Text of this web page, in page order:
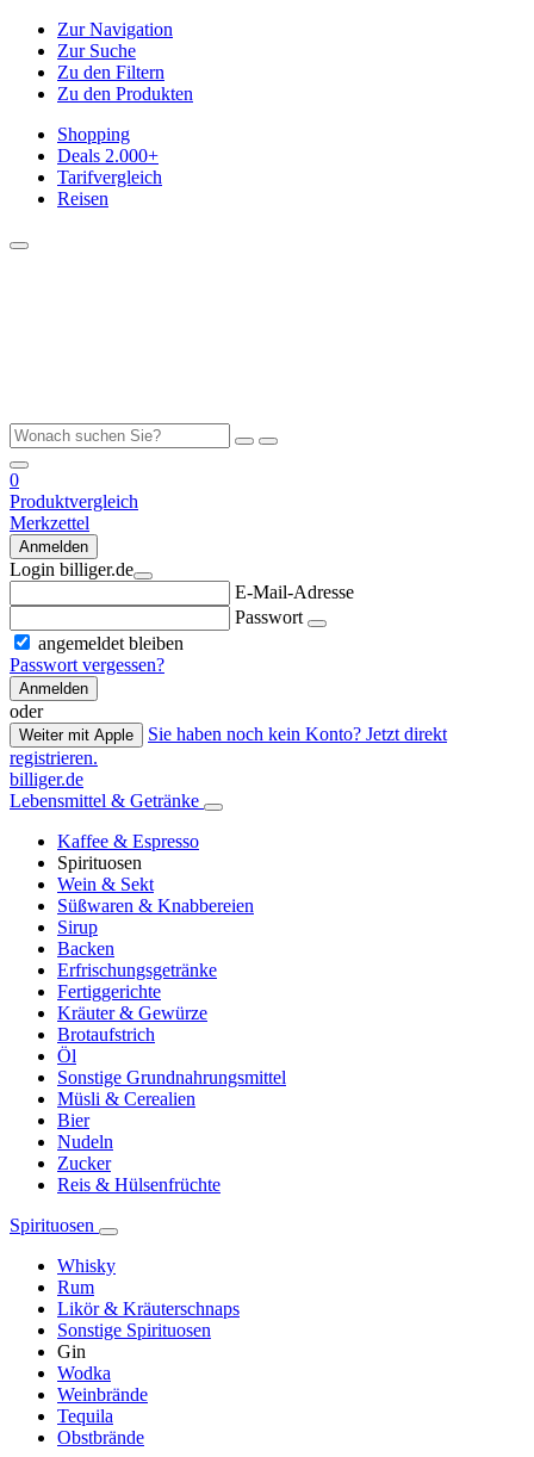
Zur Navigation
Zur Suche
Zu den Filtern
Zu den Produkten
Shopping
Deals 2.000+
Tarifvergleich
Reisen
0
Produktvergleich
Merkzettel
Anmelden
Login billiger.de
E-Mail-Adresse
Passwort
angemeldet bleiben
Passwort vergessen?
Anmelden
oder
Weiter mit Apple
Sie haben noch kein Konto? Jetzt direkt
registrieren.
billiger.de
Lebensmittel & Getränke
Kaffee & Espresso
Spirituosen
Wein & Sekt
Süßwaren & Knabbereien
Sirup
Backen
Erfrischungsgetränke
Fertiggerichte
Kräuter & Gewürze
Brotaufstrich
Öl
Sonstige Grundnahrungsmittel
Müsli & Cerealien
Bier
Nudeln
Zucker
Reis & Hülsenfrüchte
Spirituosen
Whisky
Rum
Likör & Kräuterschnaps
Sonstige Spirituosen
Gin
Wodka
Weinbrände
Tequila
Obstbrände